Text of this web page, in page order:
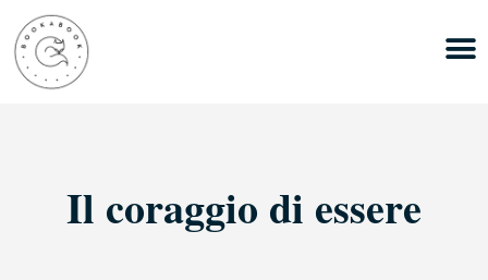
Il coraggio di essere